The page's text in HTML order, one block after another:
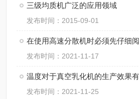
三级均质机广泛的应用领域
发布时间：2015-09-01
在使用高速分散机时必须先仔细
发布时间：2021-11-17
温度对于真空乳化机的生产效果
发布时间：2021-11-25